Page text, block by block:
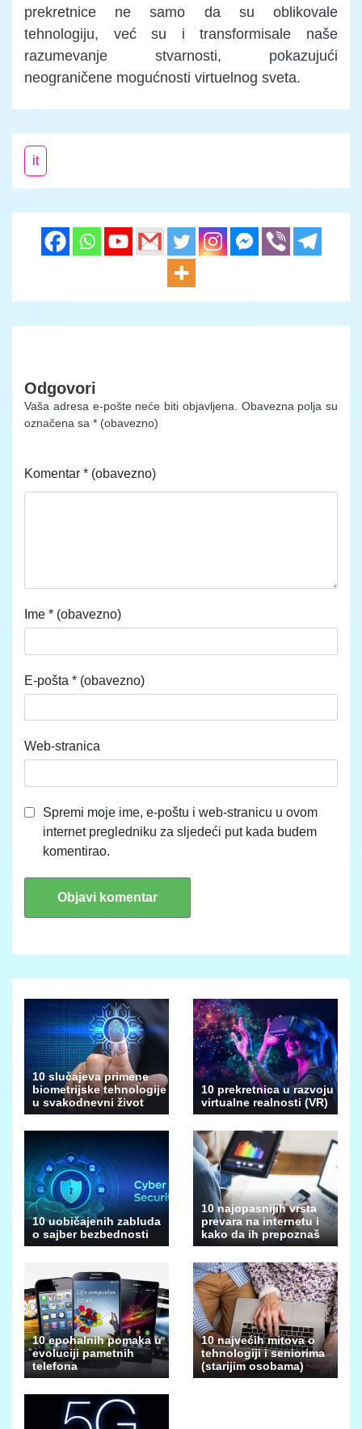
prekretnice ne samo da su oblikovale
tehnologiju, već su i transformisale naše
razumevanje stvarnosti, pokazujući
neograničene mogućnosti virtuelnog sveta.
it
Odgovori
Vaša adresa e-pošte neće biti objavljena. Obavezna polja su
označena sa * (obavezno)
Komentar * (obavezno)
Ime * (obavezno)
E-pošta * (obavezno)
Web-stranica
Spremi moje ime, e-poštu i web-stranicu u ovom
internet pregledniku za sljedeći put kada budem
komentirao.
10 slučajeva primene
biometrijske tehnologije
u svakodnevni život
10 prekretnica u razvoju
virtualne realnosti (VR)
10 uobičajenih zabluda
o sajber bezbednosti
10 najopasnijih vrsta
prevara na internetu i
kako da ih prepoznaš
10 epohalnih pomaka u
evoluciji pametnih
telefona
10 najvećih mitova o
tehnologiji i seniorima
(starijim osobama)